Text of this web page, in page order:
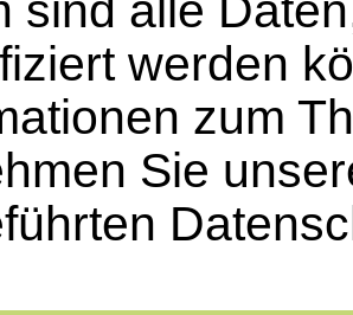
werden
zum
Sie